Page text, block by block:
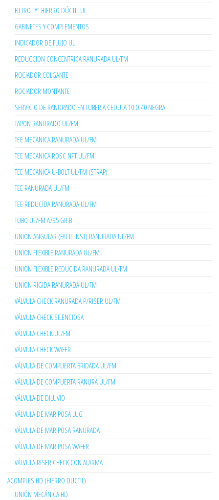
FILTRO "Y" HIERRO DÚCTIL UL
GABINETES Y COMPLEMENTOS
INDICADOR DE FLUJO UL
REDUCCION CONCENTRICA RANURADA UL/FM
ROCIADOR COLGANTE
ROCIADOR MONTANTE
SERVICIO DE RANURADO EN TUBERIA CEDULA 10 O 40 NEGRA
TAPON RANURADO UL/FM
TEE MECANICA RANURADA UL/FM
TEE MECANICA ROSC NPT UL/FM
TEE MECANICA U-BOLT UL/FM (STRAP)
TEE RANURADA UL/FM
TEE REDUCIDA RANURADA UL/FM
TUBO UL/FM A795 GR B
UNION ANGULAR (FACIL INST) RANURADA UL/FM
UNION FLEXIBLE RANURADA UL/FM
UNION FLEXIBLE REDUCIDA RANURADA UL/FM
UNION RIGIDA RANURADA UL/FM
VÁLVULA CHECK RANURADA P/RISER UL/FM
VÁLVULA CHECK SILENCIOSA
VÁLVULA CHECK UL/FM
VÁLVULA CHECK WAFER
VÁLVULA DE COMPUERTA BRIDADA UL/FM
VÁLVULA DE COMPUERTA RANURA UL/FM
VÁLVULA DE DILUVIO
VÁLVULA DE MARIPOSA LUG
VÁLVULA DE MARIPOSA RANURADA
VÁLVULA DE MARIPOSA WAFER
VÁLVULA RISER CHECK CON ALARMA
ACOMPLES HD (HIERRO DUCTIL)
UNIÓN MECÁNICA HD